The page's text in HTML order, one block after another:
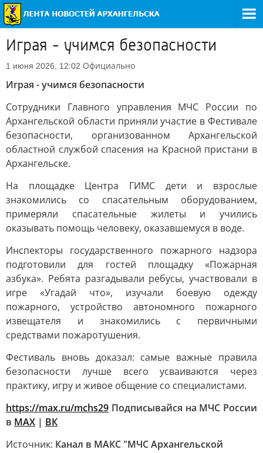
Играя - учимся безопасности
1 июня 2026, 12:02 Официально
Играя - учимся безопасности
Сотрудники Главного управления МЧС России по
Архангельской области приняли участие в Фестивале
безопасности, организованном Архангельской
областной службой спасения на Красной пристани в
Архангельске.
На площадке Центра ГИМС дети и взрослые
знакомились со спасательным оборудованием,
примеряли спасательные жилеты и учились
оказывать помощь человеку, оказавшемуся в воде.
Инспекторы государственного пожарного надзора
подготовили для гостей площадку «Пожарная
азбука». Ребята разгадывали ребусы, участвовали в
игре «Угадай что», изучали боевую одежду
пожарного, устройство автономного пожарного
извещателя и знакомились с первичными
средствами пожаротушения.
Фестиваль вновь доказал: самые важные правила
безопасности лучше всего усваиваются через
практику, игру и живое общение со специалистами.
https://max.ru/mchs29 Подписывайся на МЧС России
в MAX | ВК
Источник: Канал в МАКС "МЧС Архангельской